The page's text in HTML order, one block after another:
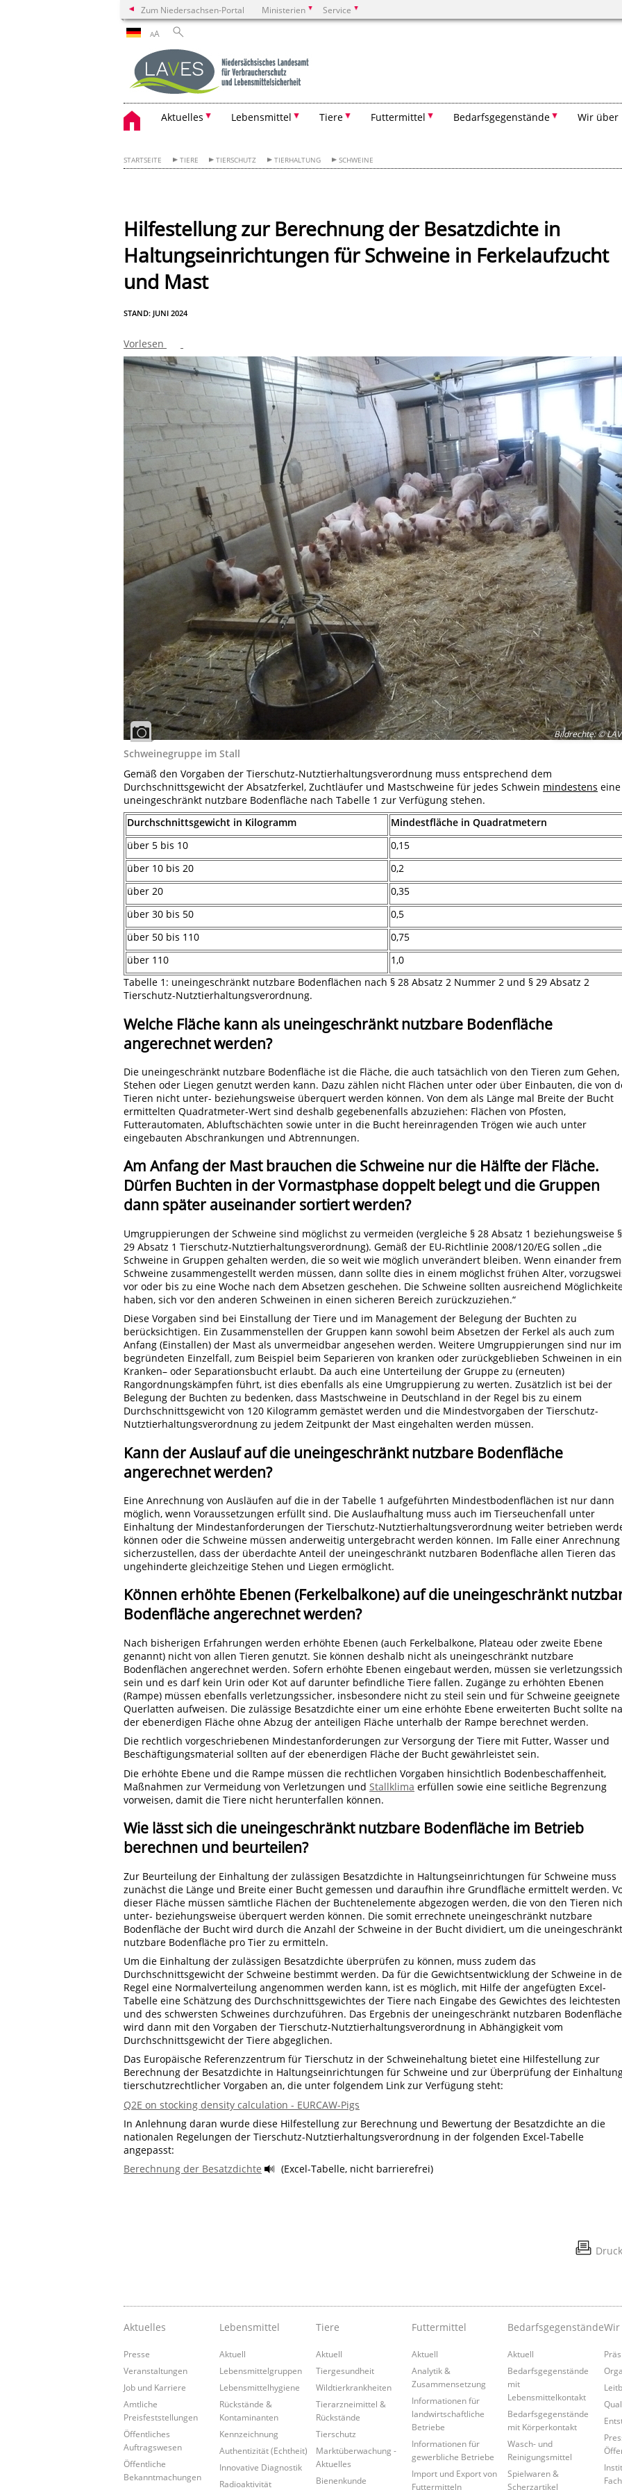
Zum Niedersachsen-Portal Ministerien Service
AA
Aktuelles Lebensmittel Tiere Futtermittel Bedarfsgegenstände Wir über
STARTSEITE TIERE TIERSCHUTZ TIERHALTUNG SCHWEINE
Hilfestellung zur Berechnung der Besatzdichte in
Haltungseinrichtungen für Schweine in Ferkelaufzucht
und Mast
STAND: JUNI 2024
Vorlesen
Bildrechte:©
Schweinegruppe im Stall
Gemäß den Vorgaben der Tierschutz-Nutztierhaltungsverordnung muss entsprechend dem
Durchschnittsgewicht der Absatzferkel, Zuchtläufer und Mastschweine für jedes Schwein mindestens eine
uneingeschränkt nutzbare Bodenfläche nach Tabelle 1 zur Verfügung stehen.
Durchschnittsgewicht in Kilogramm
Mindestfläche in Quadratmetern
über 5 bis 10
0,15
über 10 bis 20
0,2
über 20
0,35
über 30 bis 50
0,5
über 50 bis 110
0,75
über 110
1,0
Tabelle 1: uneingeschränkt nutzbare Bodenflächen nach § 28 Absatz 2 Nummer 2 und § 29 Absatz 2
Tierschutz-Nutztierhaltungsverordnung.
Welche Fläche kann als uneingeschränkt nutzbare Bodenfläche
angerechnet werden?
Die uneingeschränkt nutzbare Bodenfläche ist die Fläche, die auch tatsächlich von den Tieren zum Gehen,
Stehen oder Liegen genutzt werden kann. Dazu zählen nicht Flächen unter oder über Einbauten, die von
Tieren nicht unter- beziehungsweise überquert werden können. Von dem als Länge mal Breite der Bucht
ermittelten Quadratmeter-Wert sind deshalb gegebenenfalls abzuziehen: Flächen von Pfosten,
Futterautomaten, Abluftschächten sowie unter in die Bucht hereinragenden Trögen wie auch unter
eingebauten Abschrankungen und Abtrennungen.
Am Anfang der Mast brauchen die Schweine nur die Hälfte der Fläche.
Dürfen Buchten in der Vormastphase doppelt belegt und die Gruppen
dann später auseinander sortiert werden?
Umgruppierungen der Schweine sind möglichst zu vermeiden (vergleiche § 28 Absatz 1 beziehungsweise §
29 Absatz 1 Tierschutz-Nutztierhaltungsverordnung). Gemäß der EU-Richtlinie 2008/120/EG sollen „die
Schweine in Gruppen gehalten werden, die so weit wie möglich unverändert bleiben. Wenn einander
Schweine zusammengestellt werden müssen, dann sollte dies in einem möglichst frühen Alter,
vor oder bis zu eine Woche nach dem Absetzen geschehen. Die Schweine sollten ausreichend
haben, sich vor den anderen Schweinen in einen sicheren Bereich zurückzuziehen.“
Diese Vorgaben sind bei Einstallung der Tiere und im Management der Belegung der Buchten zu
berücksichtigen. Ein Zusammenstellen der Gruppen kann sowohl beim Absetzen der Ferkel als auch zum
Anfang (Einstallen) der Mast als unvermeidbar angesehen werden. Weitere Umgruppierungen sind nur im
begründeten Einzelfall, zum Beispiel beim Separieren von kranken oder zurückgeblieben Schweinen in
Kranken– oder Separationsbucht erlaubt. Da auch eine Unterteilung der Gruppe zu (erneuten)
Rangordnungskämpfen führt, ist dies ebenfalls als eine Umgruppierung zu werten. Zusätzlich ist bei der
Belegung der Buchten zu bedenken, dass Mastschweine in Deutschland in der Regel bis zu einem
Durchschnittsgewicht von 120 Kilogramm gemästet werden und die Mindestvorgaben der Tierschutz-
Nutztierhaltungsverordnung zu jedem Zeitpunkt der Mast eingehalten werden müssen.
Kann der Auslauf auf die uneingeschränkt nutzbare Bodenfläche
angerechnet werden?
Eine Anrechnung von Ausläufen auf die in der Tabelle 1 aufgeführten Mindestbodenflächen ist nur dann
möglich, wenn Voraussetzungen erfüllt sind. Die Auslaufhaltung muss auch im Tierseuchenfall unter
Einhaltung der Mindestanforderungen der Tierschutz-Nutztierhaltungsverordnung weiter betrieben
können oder die Schweine müssen anderweitig untergebracht werden können. Im Falle einer
sicherzustellen, dass der überdachte Anteil der uneingeschränkt nutzbaren Bodenfläche allen Tieren das
ungehinderte gleichzeitige Stehen und Liegen ermöglicht.
Können erhöhte Ebenen (Ferkelbalkone) auf die uneingeschränkt
Bodenfläche angerechnet werden?
Nach bisherigen Erfahrungen werden erhöhte Ebenen (auch Ferkelbalkone, Plateau oder zweite Ebene
genannt) nicht von allen Tieren genutzt. Sie können deshalb nicht als uneingeschränkt nutzbare
Bodenflächen angerechnet werden. Sofern erhöhte Ebenen eingebaut werden, müssen sie
sein und es darf kein Urin oder Kot auf darunter befindliche Tiere fallen. Zugänge zu erhöhten Ebenen
(Rampe) müssen ebenfalls verletzungssicher, insbesondere nicht zu steil sein und für Schweine geeignete
Querlatten aufweisen. Die zulässige Besatzdichte einer um eine erhöhte Ebene erweiterten Bucht sollte
der ebenerdigen Fläche ohne Abzug der anteiligen Fläche unterhalb der Rampe berechnet werden.
Die rechtlich vorgeschriebenen Mindestanforderungen zur Versorgung der Tiere mit Futter, Wasser und
Beschäftigungsmaterial sollten auf der ebenerdigen Fläche der Bucht gewährleistet sein.
Die erhöhte Ebene und die Rampe müssen die rechtlichen Vorgaben hinsichtlich Bodenbeschaffenheit,
Maßnahmen zur Vermeidung von Verletzungen und Stallklima erfüllen sowie eine seitliche Begrenzung
vorweisen, damit die Tiere nicht herunterfallen können.
Wie lässt sich die uneingeschränkt nutzbare Bodenfläche im Betrieb
berechnen und beurteilen?
Zur Beurteilung der Einhaltung der zulässigen Besatzdichte in Haltungseinrichtungen für Schweine muss
zunächst die Länge und Breite einer Bucht gemessen und daraufhin ihre Grundfläche ermittelt werden.
dieser Fläche müssen sämtliche Flächen der Buchtenelemente abgezogen werden, die von den Tieren
unter- beziehungsweise überquert werden können. Die somit errechnete uneingeschränkt nutzbare
Bodenfläche der Bucht wird durch die Anzahl der Schweine in der Bucht dividiert, um die uneingeschränkt
nutzbare Bodenfläche pro Tier zu ermitteln.
Um die Einhaltung der zulässigen Besatzdichte überprüfen zu können, muss zudem das
Durchschnittsgewicht der Schweine bestimmt werden. Da für die Gewichtsentwicklung der Schweine in
Regel eine Normalverteilung angenommen werden kann, ist es möglich, mit Hilfe der angefügten Excel-
Tabelle eine Schätzung des Durchschnittsgewichtes der Tiere nach Eingabe des Gewichtes des leichtesten
und des schwersten Schweines durchzuführen. Das Ergebnis der uneingeschränkt nutzbaren Bodenfläche
wird dann mit den Vorgaben der Tierschutz-Nutztierhaltungsverordnung in Abhängigkeit vom
Durchschnittsgewicht der Tiere abgeglichen.
Das Europäische Referenzzentrum für Tierschutz in der Schweinehaltung bietet eine Hilfestellung zur
Berechnung der Besatzdichte in Haltungseinrichtungen für Schweine und zur Überprüfung der
tierschutzrechtlicher Vorgaben an, die unter folgendem Link zur Verfügung steht:
Q2E on stocking density calculation - EURCAW-Pigs
In Anlehnung daran wurde diese Hilfestellung zur Berechnung und Bewertung der Besatzdichte an die
nationalen Regelungen der Tierschutz-Nutztierhaltungsverordnung in der folgenden Excel-Tabelle
angepasst:
Berechnung der Besatzdichte
(Excel-Tabelle, nicht barrierefrei)
Aktuelles
Presse
Veranstaltungen
Job und Karriere
Amtliche
Preisfeststellungen
Öffentliches
Auftragswesen
Öffentliche
Bekanntmachungen
Lebensmittel
Aktuell
Lebensmittelgruppen
Lebensmittelhygiene
Rückstände &
Kontaminanten
Kennzeichnung
Authentizität (Echtheit)
Innovative Diagnostik
Radioaktivität
Tiere
Aktuell
Tiergesundheit
Wildtierkrankheiten
Tierarzneimittel &
Rückstände
Tierschutz
Marktüberwachung -
Aktuelles
Bienenkunde
Futtermittel
Aktuell
Analytik &
Zusammensetzung
Informationen für
landwirtschaftliche
Betriebe
Informationen für
gewerbliche Betriebe
Import und Export von
Futtermitteln
Bedarfsgegenstände
Aktuell
Bedarfsgegenstände
mit
Lebensmittelkontakt
Bedarfsgegenstände
mit Körperkontakt
Wasch- und
Reinigungsmittel
Spielwaren &
Scherzartikel